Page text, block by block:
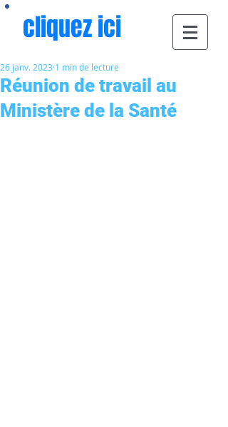
cliquez ici
Réunion de travail au
Ministère de la Santé
26 janv. 2023 1 min de lecture